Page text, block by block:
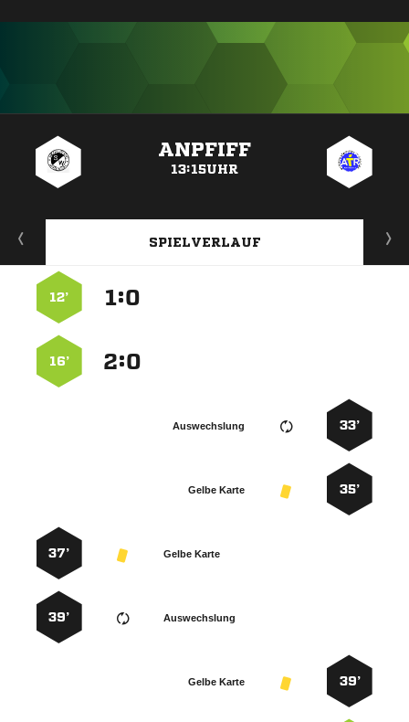
ANPFIFF
13:15UHR
SPIELVERLAUF
:
12’
:
16’
33’
Auswechslung
35’
Gelbe Karte
Gelbe Karte
37’
Auswechslung
39’
39’
Gelbe Karte